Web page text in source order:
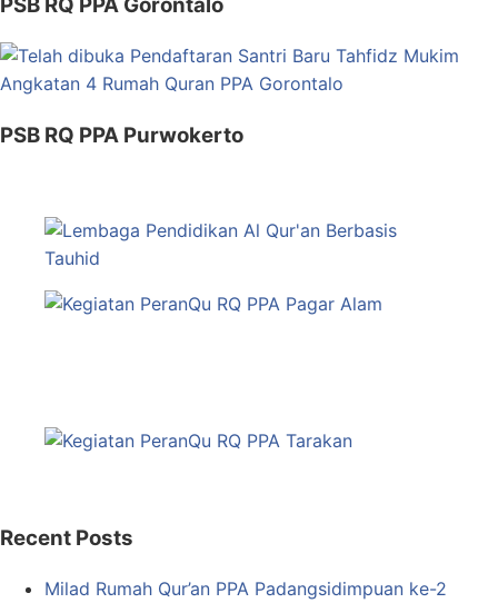
PSB RQ PPA Gorontalo
PSB RQ PPA Purwokerto
Recent Posts
Milad Rumah Qur’an PPA Padangsidimpuan ke-2